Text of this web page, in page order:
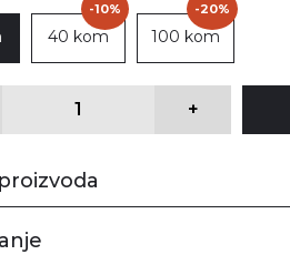
40 kom
-10%
100 kom
-20%
+